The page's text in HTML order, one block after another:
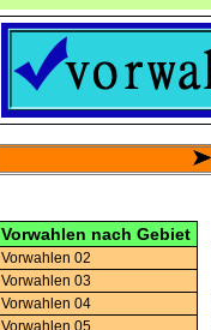
Vorwahlen nach Gebiet
Vorwahlen 02
Vorwahlen 03
Vorwahlen 04
Vorwahlen 05